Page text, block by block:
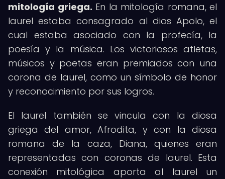
mitología griega. En la mitología romana, el
laurel estaba consagrado al dios Apolo, el
cual estaba asociado con la profecía, la
poesía y la música. Los victoriosos atletas,
músicos y poetas eran premiados con una
corona de laurel, como un símbolo de honor
y reconocimiento por sus logros.
El laurel también se vincula con la diosa
griega del amor, Afrodita, y con la diosa
romana de la caza, Diana, quienes eran
representadas con coronas de laurel. Esta
conexión mitológica aporta al laurel un